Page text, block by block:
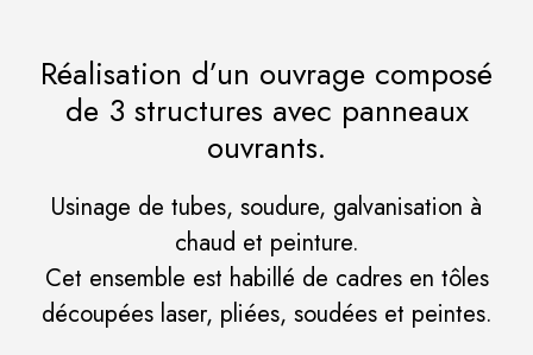
Réalisation d’un ouvrage composé
de 3 structures avec panneaux
ouvrants.
Usinage de tubes, soudure, galvanisation à
chaud et peinture.
Cet ensemble est habillé de cadres en tôles
découpées laser, pliées, soudées et peintes.